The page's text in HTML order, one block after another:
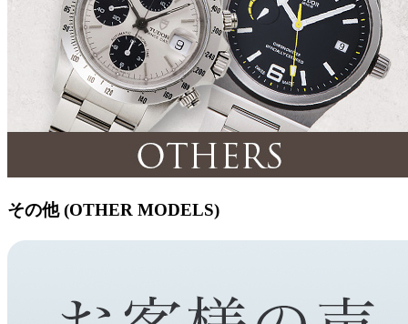
その他 (OTHER MODELS)